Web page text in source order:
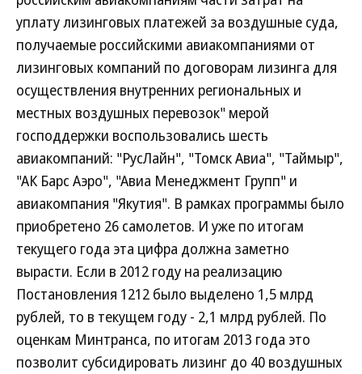
уплату лизинговых платежей за воздушные суда,
получаемые российскими авиакомпаниями от
лизинговых компаний по договорам лизинга для
осуществления внутренних региональных и
местных воздушных перевозок" мерой
господдержки воспользовались шесть
авиакомпаний: "РусЛайн", "Томск Авиа", "Таймыр",
"АК Барс Аэро", "Авиа Менеджмент Групп" и
авиакомпания "Якутия". В рамках программы было
приобретено 26 самолетов. И уже по итогам
текущего года эта цифра должна заметно
вырасти. Если в 2012 году на реализацию
Постановления 1212 было выделено 1,5 млрд
рублей, то в текущем году - 2,1 млрд рублей. По
оценкам Минтранса, по итогам 2013 года это
позволит субсидировать лизинг до 40 воздушных